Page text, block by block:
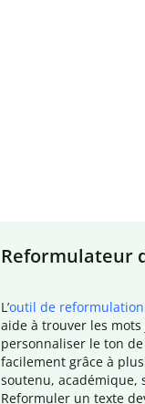
Reformulateur
L ’outil de reformulation
aide à trouver les mots
personnaliser le ton de
facilement grâce à
soutenu, académique,
Reformuler un texte